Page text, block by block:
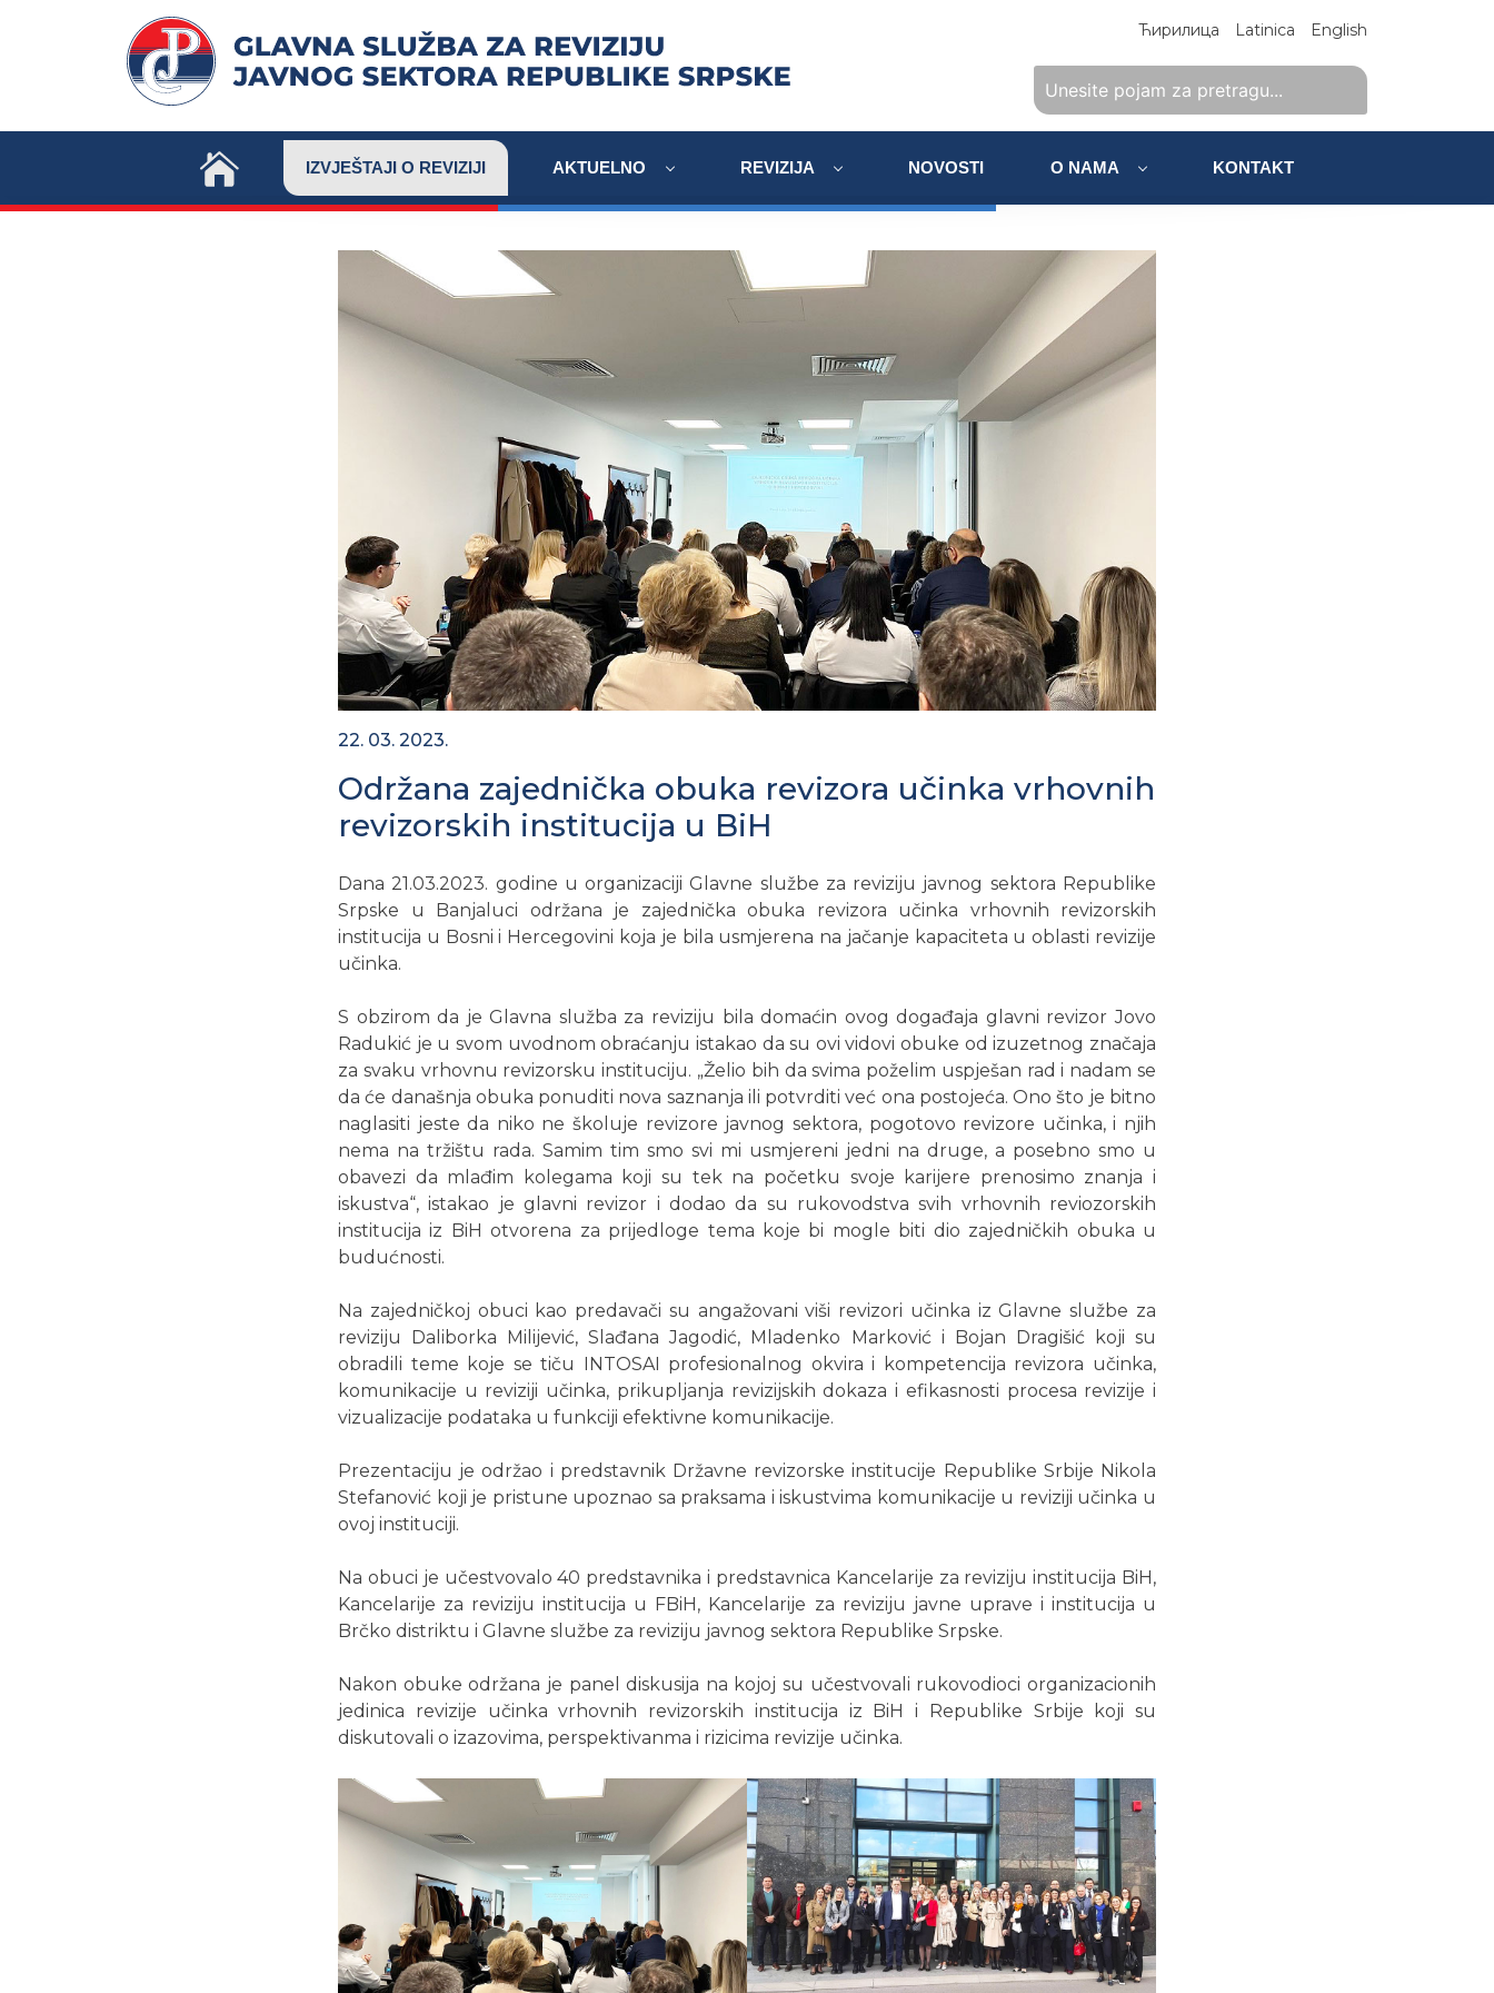
Ћирилица Latinica English
IZVJEŠTAJI O REVIZIJI AKTUELNO REVIZIJA NOVOSTI O NAMA KONTAKT
22. 03. 2023.
Održana zajednička obuka revizora učinka vrhovnih
revizorskih institucija u BiH
Dana 21.03.2023. godine u organizaciji Glavne službe za reviziju javnog sektora Republike
Srpske u Banjaluci održana je zajednička obuka revizora učinka vrhovnih revizorskih
institucija u Bosni i Hercegovini koja je bila usmjerena na jačanje kapaciteta u oblasti revizije
učinka.
S obzirom da je Glavna služba za reviziju bila domaćin ovog događaja glavni revizor Jovo
Radukić je u svom uvodnom obraćanju istakao da su ovi vidovi obuke od izuzetnog značaja
za svaku vrhovnu revizorsku instituciju. „Želio bih da svima poželim uspješan rad i nadam se
da će današnja obuka ponuditi nova saznanja ili potvrditi već ona postojeća. Ono što je bitno
naglasiti jeste da niko ne školuje revizore javnog sektora, pogotovo revizore učinka, i njih
nema na tržištu rada. Samim tim smo svi mi usmjereni jedni na druge, a posebno smo u
obavezi da mlađim kolegama koji su tek na početku svoje karijere prenosimo znanja i
iskustva“, istakao je glavni revizor i dodao da su rukovodstva svih vrhovnih reviozorskih
institucija iz BiH otvorena za prijedloge tema koje bi mogle biti dio zajedničkih obuka u
budućnosti.
Na zajedničkoj obuci kao predavači su angažovani viši revizori učinka iz Glavne službe za
reviziju Daliborka Milijević, Slađana Jagodić, Mladenko Marković i Bojan Dragišić koji su
obradili teme koje se tiču INTOSAI profesionalnog okvira i kompetencija revizora učinka,
komunikacije u reviziji učinka, prikupljanja revizijskih dokaza i efikasnosti procesa revizije i
vizualizacije podataka u funkciji efektivne komunikacije.
Prezentaciju je održao i predstavnik Državne revizorske institucije Republike Srbije Nikola
Stefanović koji je pristune upoznao sa praksama i iskustvima komunikacije u reviziji učinka u
ovoj instituciji.
Na obuci je učestvovalo 40 predstavnika i predstavnica Kancelarije za reviziju institucija BiH,
Kancelarije za reviziju institucija u FBiH, Kancelarije za reviziju javne uprave i institucija u
Brčko distriktu i Glavne službe za reviziju javnog sektora Republike Srpske.
Nakon obuke održana je panel diskusija na kojoj su učestvovali rukovodioci organizacionih
jedinica revizije učinka vrhovnih revizorskih institucija iz BiH i Republike Srbije koji su
diskutovali o izazovima, perspektivanma i rizicima revizije učinka.